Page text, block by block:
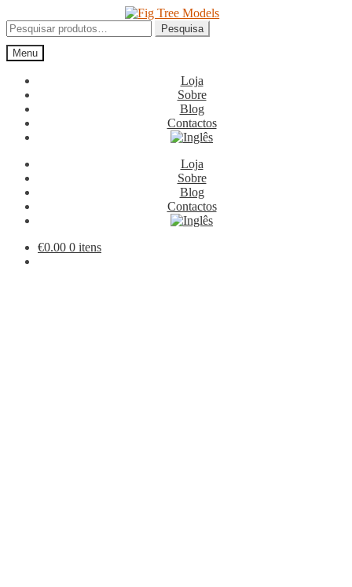
para
a
navegação
para
o
conteúdo
Pesquisar
por:
Pesquisa
Menu
Loja
Sobre
Blog
Contactos
Loja
Sobre
Blog
Contactos
€0.00 0 itens